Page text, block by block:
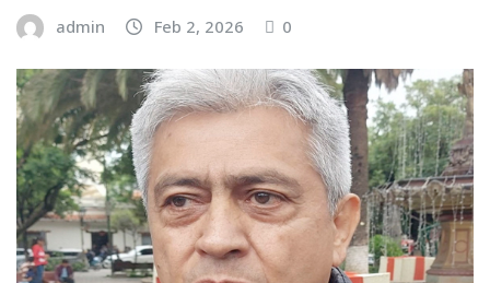
admin Feb 2, 2026 0